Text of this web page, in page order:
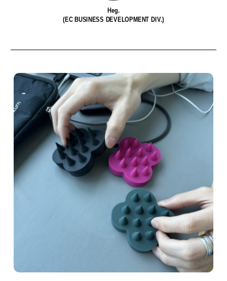
Heg.
(EC BUSINESS DEVELOPMENT DIV.)
をこう使う！
森田麻衣子が愛用する今夏アイ
テム8選。